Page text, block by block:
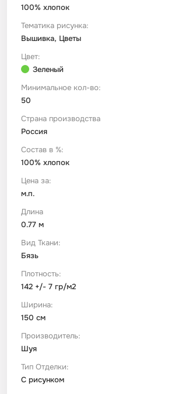
100% хлопок
Тематика рисунка:
Вышивка, Цветы
Цвет:
Зеленый
Минимальное кол-во:
50
Страна производства
Россия
Состав в %:
100% хлопок
Цена за:
м.п.
Длина
0.77 м
Вид Ткани:
Бязь
Плотность:
142 +/- 7 гр/м2
Ширина:
150 см
Производитель:
Шуя
Тип Отделки:
С рисунком
Сетка
Ситец
Спанбонд
Тюль
Фланель
Флис
Штапель
Космос
Техника / транспорт
Этнический